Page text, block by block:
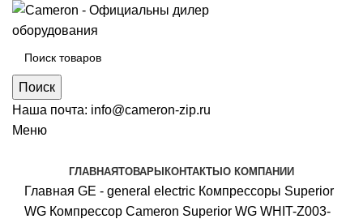
Поиск
Наша почта: info@cameron-zip.ru
Меню
ГЛАВНАЯТОВАРЫ КОНТАКТЫ О КОМПАНИИ
Главная GE - general electric Компрессоры Superior
WG Компрессор Cameron Superior WG WHIT-Z003-